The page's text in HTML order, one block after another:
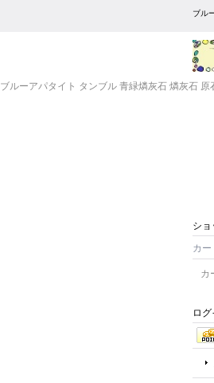
ブルーアパタイト タンブル 青緑燐灰石 燐灰石
ブル
ショ
カー
カ
ログ